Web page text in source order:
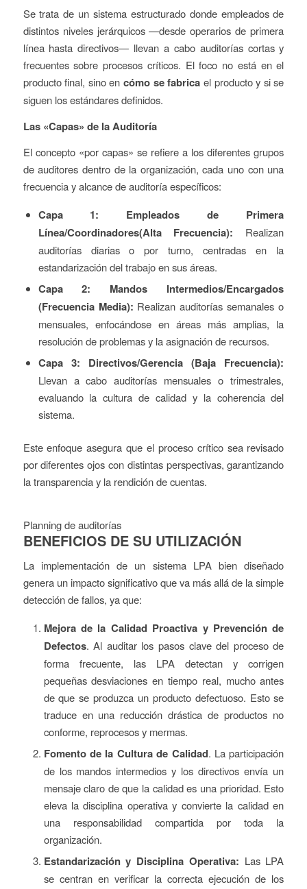
Se trata de un sistema estructurado donde empleados de
distintos niveles jerárquicos —desde operarios de primera
línea hasta directivos— llevan a cabo auditorías cortas y
frecuentes sobre procesos críticos. El foco no está en el
producto final, sino encómo se fabrica el producto y si se
siguen los estándares definidos.
Las «Capas» de la Auditoría
El concepto «por capas» se refiere a los diferentes grupos
de auditores dentro de la organización, cada uno con una
frecuencia y alcance de auditoría específicos:
Capa 1: Empleados de Primera
Línea/Coordinadores(Alta Frecuencia): Realizan
auditorías diarias o por turno, centradas en la
estandarización del trabajo en sus áreas.
Capa 2: Mandos Intermedios/Encargados
(Frecuencia Media): Realizan auditorías semanales o
mensuales, enfocándose en áreas más amplias, la
resolución de problemas y la asignación de recursos.
Capa 3: Directivos/Gerencia (Baja Frecuencia):
Llevan a cabo auditorías mensuales o trimestrales,
evaluando la cultura de calidad y la coherencia del
sistema.
Este enfoque asegura que el proceso crítico sea revisado
por diferentes ojos con distintas perspectivas, garantizando
la transparencia y la rendición de cuentas.
Planning de auditorías
BENEFICIOS DE SU UTILIZACIÓN
La implementación de un sistema LPA bien diseñado
genera un impacto significativo que va más allá de la simple
detección de fallos, ya que:
Mejora de la Calidad Proactiva y Prevención de
Defectos. Al auditar los pasos clave del proceso de
forma frecuente, las LPA detectan y corrigen
pequeñas desviaciones en tiempo real, mucho antes
de que se produzca un producto defectuoso. Esto se
traduce en una reducción drástica de productos no
conforme, reprocesos y mermas.
Fomento de la Cultura de Calidad. La participación
de los mandos intermedios y los directivos envía un
mensaje claro de que la calidad es una prioridad. Esto
eleva la disciplina operativa y convierte la calidad en
una responsabilidad compartida por toda la
organización.
Estandarización y Disciplina Operativa: Las LPA
se centran en verificar la correcta ejecución de los